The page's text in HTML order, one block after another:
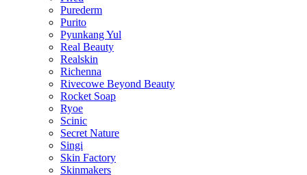
Purederm
Purito
Pyunkang Yul
Real Beauty
Realskin
Richenna
Rivecowe Beyond Beauty
Rocket Soap
Ryoe
Scinic
Secret Nature
Singi
Skin Factory
Skinmakers